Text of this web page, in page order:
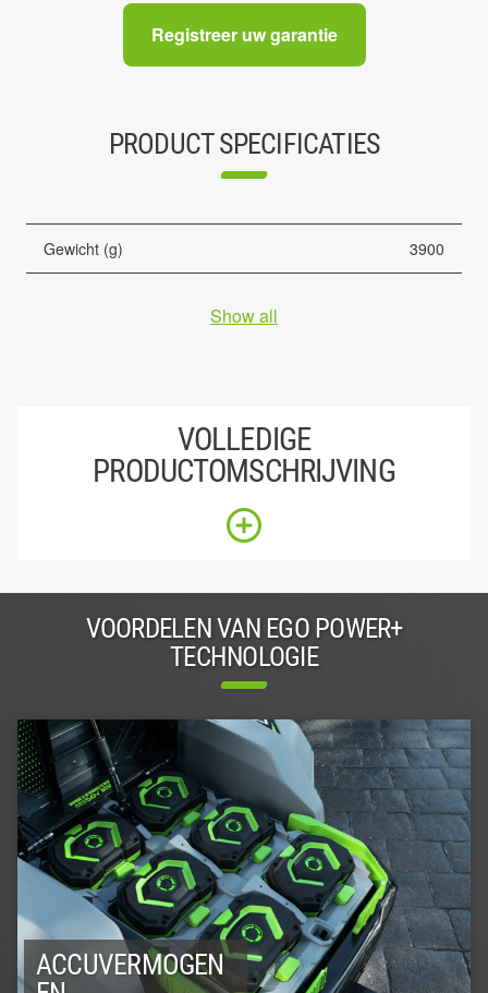
Registreer uw garantie
PRODUCT SPECIFICATIES
Gewicht (g) 3900
Show all
VOLLEDIGE
PRODUCTOMSCHRIJVING
VOORDELEN VAN EGO POWER+
TECHNOLOGIE
ACCUVERMOGEN